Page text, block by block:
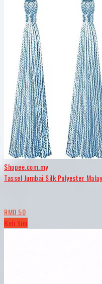
Shopee.com.my
Tassel Jumbai Silk Polyester
RM0.50
Beli Sini